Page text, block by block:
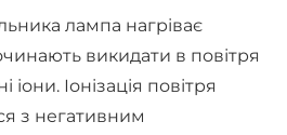
лампа нагріває
викидати в повітря
Іонізація повітря
з негативним